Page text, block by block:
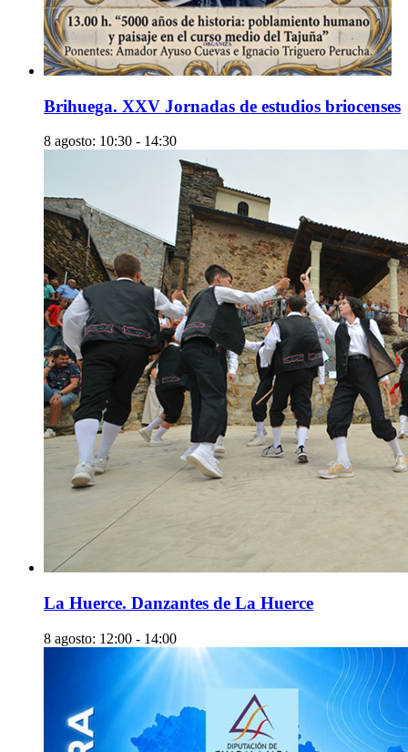
Brihuega. XXV Jornadas de estudios briocenses
8 agosto: 10:30 - 14:30
La Huerce. Danzantes de La Huerce
8 agosto: 12:00 - 14:00